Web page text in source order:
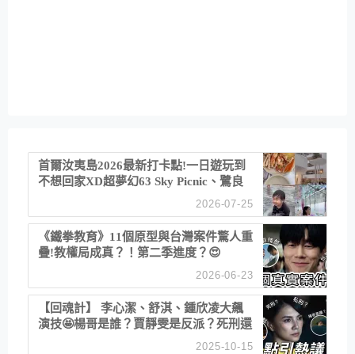
首爾汝夷島2026最新打卡點!一日遊玩到
不想回家XD超夢幻63 Sky Picnic、鷺良
津帝王蟹大餐、《淚之女王》拍攝地、漢
江公園免費玩水
2026-07-25
《鐵拳教育》11個原型與台灣案件驚人重
疊!教權局成真？！第二季進度？😍
2026-06-23
【回魂計】 李心潔、舒淇、鍾欣凌大飆
演技🤩楊哥是誰？賈靜雯是反派？死刑還
2025-10-15